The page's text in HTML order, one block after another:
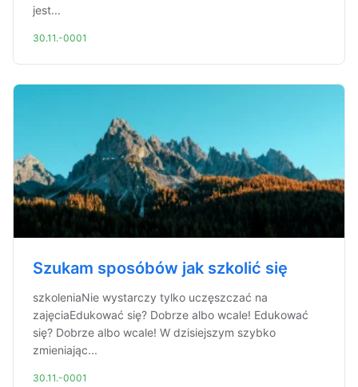
jest...
30.11.-0001
Szukam sposóbów jak szkolić się
szkoleniaNie wystarczy tylko uczęszczać na
zajęciaEdukować się? Dobrze albo wcale! Edukować
się? Dobrze albo wcale! W dzisiejszym szybko
zmieniając...
30.11.-0001